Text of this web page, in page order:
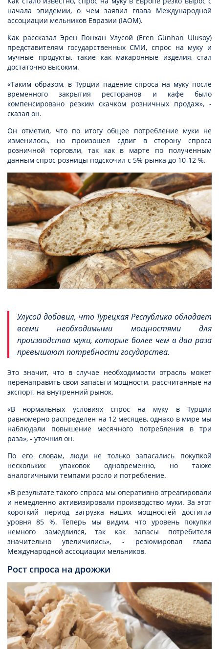
начала эпидемии, о чем заявил глава Международной
ассоциации мельников Евразии (IAOM).
Как рассказал Эрен Гюнхан Улусой (Eren Günhan Ulusoy)
представителям государственных СМИ, спрос на муку и
мучные продукты, такие как макаронные изделия, стал
достаточно высоким.
«Таким образом, в Турции падение спроса на муку после
временного закрытия ресторанов и кафе было
компенсировано резким скачком розничных продаж», -
сказал он.
Он отметил, что по итогу общее потребление муки не
изменилось, но произошел сдвиг в сторону спроса
розничной торговли, так как в марте по полученным
данным спрос розницы подскочил с 5% рынка до 10-12 %.
Улусой добавил, что Турецкая Республика обладает
всеми необходимыми мощностями для
производства муки, которые более чем в два раза
превышают потребности государства.
Это значит, что в случае необходимости отрасль может
перенаправить свои запасы и мощности, рассчитанные на
экспорт, на внутренний рынок.
«В нормальных условиях спрос на муку в Турции
равномерно распределен на 12 месяцев, однако в мире мы
наблюдали повышение месячного потребления в три
раза», - уточнил он.
По его словам, люди не только запасались покупкой
нескольких упаковок одновременно, но также
аналогичными темпами росло и потребление.
«В результате такого спроса мы оперативно отреагировали
и немедленно активизировали производство муки. За этот
короткий период загрузка наших мощностей достигла
уровня 85 %. Теперь мы видим, что уровень покупки
немного замедлился, так как запасы потребителя
значительно увеличились», - резюмировал глава
Международной ассоциации мельников.
Рост спроса на дрожжи